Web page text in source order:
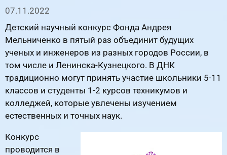
07.11.2022
Детский научный конкурс Фонда Андрея
Мельниченко в пятый раз объединит будущих
ученых и инженеров из разных городов России, в
том числе и Ленинска-Кузнецкого. В ДНК
традиционно могут принять участие школьники 5-11
классов и студенты 1-2 курсов техникумов и
колледжей, которые увлечены изучением
естественных и точных наук.
Конкурс
проводится в